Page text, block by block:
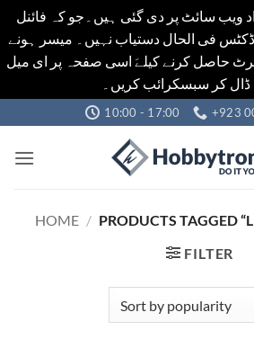
ویب سائٹ پر دی گئی ہیں۔جو کہ فائنل
فی الحال دستیاب نہیں۔ میسر ہونے
حاصل کرنے کیلےَ اسی صفحہ پر ای میل
ڈال کر سبسکرائب کریں۔
to
content
10:00 - 17:00 +923
HOME / PRODUCTS TAGGED
FILTER